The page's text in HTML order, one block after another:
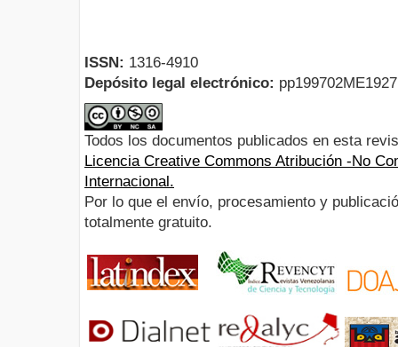
ISSN: 1316-4910
Depósito legal electrónico:
Todos los documentos publicados en esta
Licencia Creative Commons Atribución -No
Internacional.
Por lo que el envío, procesamiento y
totalmente gratuito.